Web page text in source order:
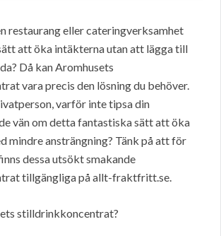
restaurang eller cateringverksamhet
att öka intäkterna utan att lägga till
Då kan Aromhusets
vara precis den lösning du behöver.
varför inte tipsa din
vän om detta fantastiska sätt att öka
mindre ansträngning? Tänk på att för
dessa utsökt smakande
tillgängliga på allt-fraktfritt.se.
stilldrinkkoncentrat?